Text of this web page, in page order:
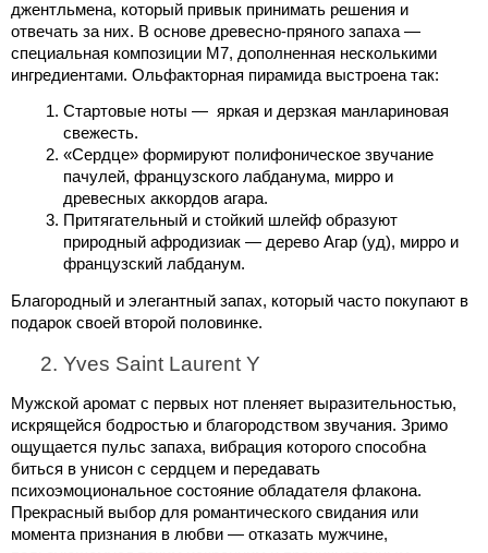
джентльмена, который привык принимать решения и
отвечать за них. В основе древесно-пряного запаха —
специальная композиции М7, дополненная несколькими
ингредиентами. Ольфакторная пирамида выстроена так:
Стартовые ноты —  яркая и дерзкая манлариновая
свежесть.
«Сердце» формируют полифоническое звучание
пачулей, французского лабданума, мирро и
древесных аккордов агара.
Притягательный и стойкий шлейф образуют
природный афродизиак — дерево Агар (уд), мирро и
французский лабданум.
Благородный и элегантный запах, который часто покупают в
подарок своей второй половинке.
Yves Saint Laurent Y
Мужской аромат с первых нот пленяет выразительностью,
искрящейся бодростью и благородством звучания. Зримо
ощущается пульс запаха, вибрация которого способна
биться в унисон с сердцем и передавать
психоэмоциональное состояние обладателя флакона.
Прекрасный выбор для романтического свидания или
момента признания в любви — отказать мужчине,